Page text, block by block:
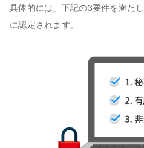
具体的には、下記の3要件を満た
に認定されます。